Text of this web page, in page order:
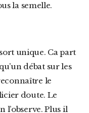
la semelle.
débat sur les
le
doute. Le
l’observe. Plus il